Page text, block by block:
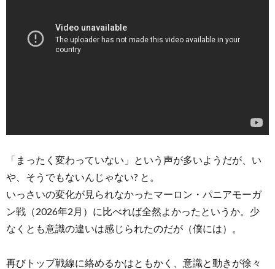
「まったく変わっていない」という声が多いようだが、い
や、そうでもないんじゃない? と。
いっさいの変化が見られなかったマーロン・パニアモーガ
ン戦（2026年2月）に比べれば全然よかったというか。少
なくとも意識の違いは感じられたのだが（僕には）。
再びトップ戦線に絡めるかはともかく、意識と動きが徐々